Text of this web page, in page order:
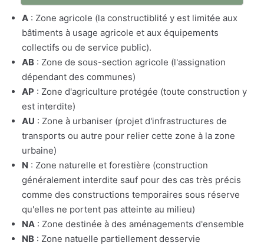
A : Zone agricole (la constructiblité y est limitée aux
bâtiments à usage agricole et aux équipements
collectifs ou de service public).
AB : Zone de sous-section agricole (l'assignation
dépendant des communes)
AP : Zone d'agriculture protégée (toute construction y
est interdite)
AU : Zone à urbaniser (projet d'infrastructures de
transports ou autre pour relier cette zone à la zone
urbaine)
N : Zone naturelle et forestière (construction
généralement interdite sauf pour des cas très précis
comme des constructions temporaires sous réserve
qu'elles ne portent pas atteinte au milieu)
NA : Zone destinée à des aménagements d'ensemble
NB : Zone natuelle partiellement desservie